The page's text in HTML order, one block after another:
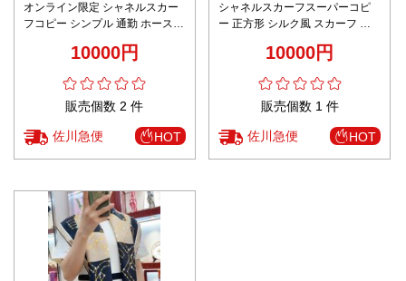
オンライン限定 シャネルスカー
フコピー シンプル 通勤 ホース
10000円
販売個数 2 件
佐川急便 HOT
シャネルスカーフスーパーコピ
ー 正方形 シルク風 スカーフ 大
10000円
販売個数 1 件
佐川急便 HOT